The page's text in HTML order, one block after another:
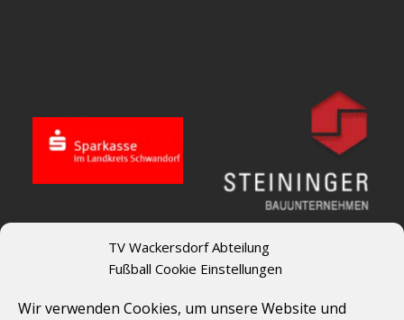
TV Wackersdorf Abteilung
Fußball Cookie Einstellungen
Wir verwenden Cookies, um unsere Website und